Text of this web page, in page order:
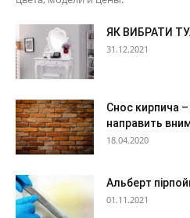
ЯК ВИБРАТИ
31.12.2021
Снос кирпича
направить
18.04.2020
Альберт
01.11.2021